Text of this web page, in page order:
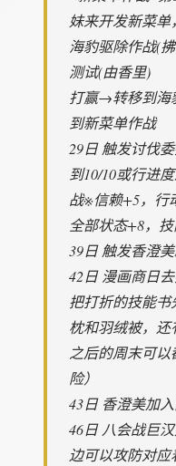
妹来开发新菜单
海豹驱除作战(
测试(由香里)
打赢→转移到海
到新菜单作战
29日 触发讨伐
到10/10或行进
战※信赖+5，行
全部状态+8，
39日 触发香澄
42日 漫画商日
把打折的技能
枕和羽绒被，
之后的周末可
险）
43日 香澄美加
46日 八会战巨
边可以攻防对应